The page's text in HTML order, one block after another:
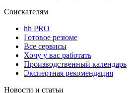
Соискателям
hh PRO
Готовое резюме
Все сервисы
Хочу у вас работать
Производственный календарь
Экспертная рекомендация
Новости и статьи